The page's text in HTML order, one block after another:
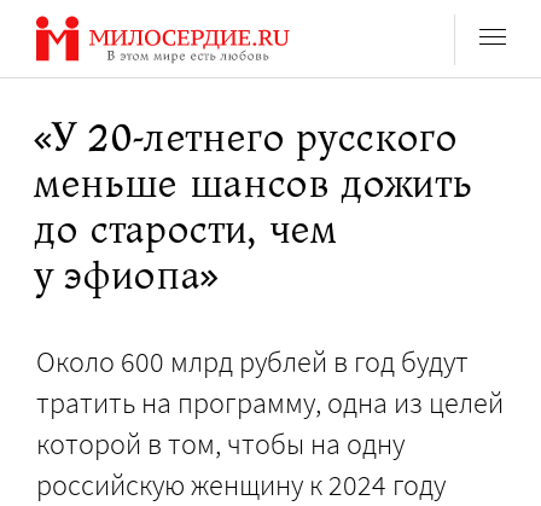
Перейти
содержанию
«У 20-летнего русского
меньше шансов дожить
до старости, чем
у эфиопа»
Около 600 млрд рублей в год будут
тратить на программу, одна из целей
которой в том, чтобы на одну
российскую женщину к 2024 году